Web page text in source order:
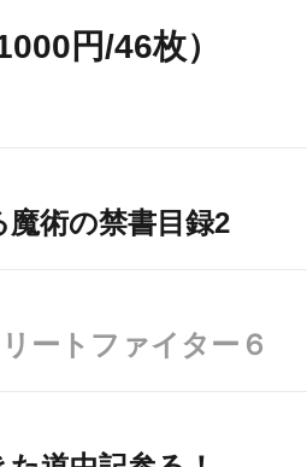
円/46枚）
術の禁書目録2
ートファイター６